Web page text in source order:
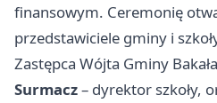
finansowym. Ceremonię
przedstawiciele gminy i
Zastępca Wójta Gminy
Surmacz– dyrektor szkoły,